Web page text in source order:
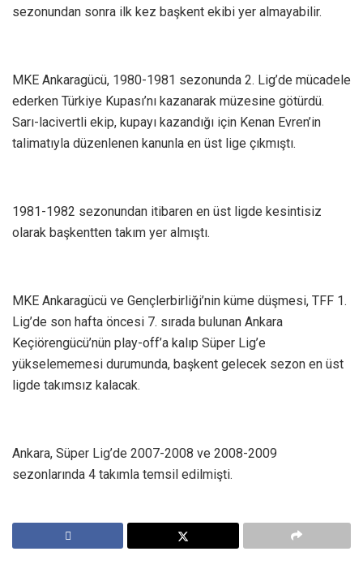
sezonundan sonra ilk kez başkent ekibi yer almayabilir.
MKE Ankaragücü, 1980-1981 sezonunda 2. Lig’de mücadele
ederken Türkiye Kupası’nı kazanarak müzesine götürdü.
Sarı-lacivertli ekip, kupayı kazandığı için Kenan Evren’in
talimatıyla düzenlenen kanunla en üst lige çıkmıştı.
1981-1982 sezonundan itibaren en üst ligde kesintisiz
olarak başkentten takım yer almıştı.
MKE Ankaragücü ve Gençlerbirliği’nin küme düşmesi, TFF 1.
Lig’de son hafta öncesi 7. sırada bulunan Ankara
Keçiörengücü’nün play-off’a kalıp Süper Lig’e
yükselememesi durumunda, başkent gelecek sezon en üst
ligde takımsız kalacak.
Ankara, Süper Lig’de 2007-2008 ve 2008-2009
sezonlarında 4 takımla temsil edilmişti.